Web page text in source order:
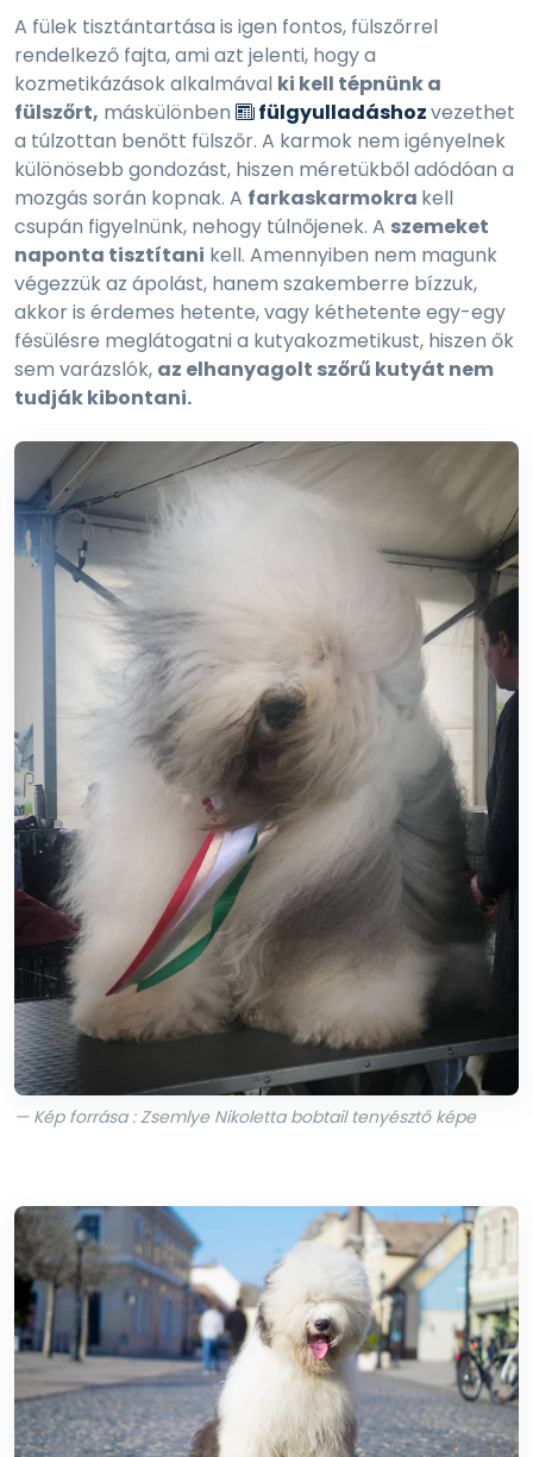
A fülek tisztántartása is igen fontos, fülszőrrel
rendelkező fajta, ami azt jelenti, hogy a
kozmetikázások alkalmával ki kell tépnünk a
fülszőrt, máskülönben fülgyulladáshozvezethet
a túlzottan benőtt fülszőr. A karmok nem igényelnek
különösebb gondozást, hiszen méretükből adódóan a
mozgás során kopnak. A farkaskarmokra kell
csupán figyelnünk, nehogy túlnőjenek. A szemeket
naponta tisztítani kell. Amennyiben nem magunk
végezzük az ápolást, hanem szakemberre bízzuk,
akkor is érdemes hetente, vagy kéthetente egy-egy
fésülésre meglátogatni a kutyakozmetikust, hiszen ők
sem varázslók, az elhanyagolt szőrű kutyát nem
tudják kibontani.
— Kép forrása : Zsemlye Nikoletta bobtail tenyésztő képe